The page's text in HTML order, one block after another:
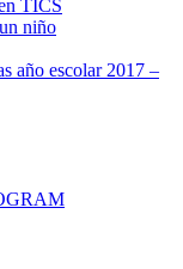
TICS
niño
año escolar 2017 –